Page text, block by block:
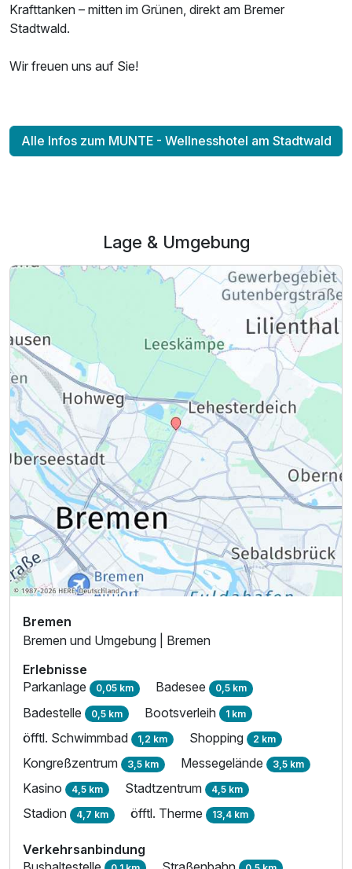
Einzelzimmer Komfort
1 Erwachsenen
Grand Suite
2 Erwachsene
Krafttanken – mitten im Grünen, direkt am Bremer
Stadtwald.
Wir freuen uns auf Sie!
Alle Infos zum MUNTE - Wellnesshotel am Stadtwald
Lage & Umgebung
Bremen
Bremen und Umgebung | Bremen
Erlebnisse
Parkanlage 0,05 km Badesee 0,5 km
Badestelle 0,5 km Bootsverleih 1 km
öfftl. Schwimmbad 1,2 km Shopping 2 km
Kongreßzentrum 3,5 km Messegelände 3,5 km
Kasino 4,5 km Stadtzentrum 4,5 km
Stadion 4,7 km öfftl. Therme 13,4 km
Verkehrsanbindung